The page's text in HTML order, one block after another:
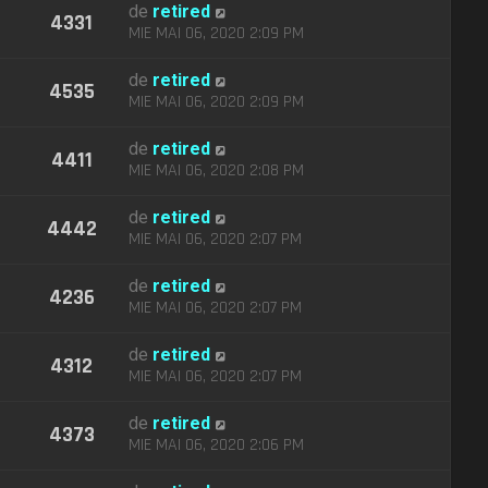
4331 de retired
MIE MAI 06, 2020 2:09 PM
4535 de retired
MIE MAI 06, 2020 2:09 PM
4411 de retired
MIE MAI 06, 2020 2:08 PM
4442 de retired
MIE MAI 06, 2020 2:07 PM
4236 de retired
MIE MAI 06, 2020 2:07 PM
4312 de retired
MIE MAI 06, 2020 2:07 PM
4373 de retired
MIE MAI 06, 2020 2:06 PM